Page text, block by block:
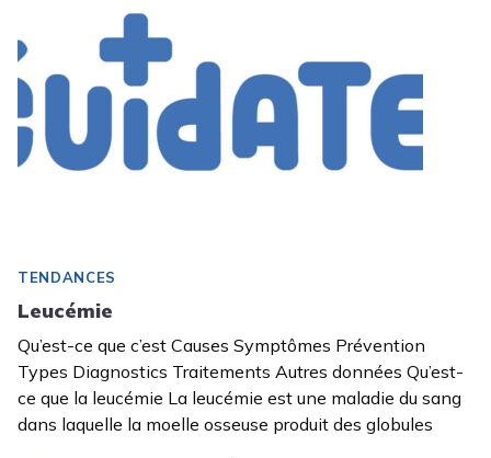
TENDANCES
Leucémie
Qu’est-ce que c’est Causes Symptômes Prévention
Types Diagnostics Traitements Autres données Qu’est-
ce que la leucémie La leucémie est une maladie du sang
dans laquelle la moelle osseuse produit des globules